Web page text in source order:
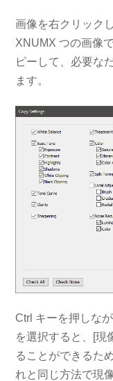
画像を右クリック
XNUMX つの画像
ピーして、必要な
ます。
Ctrl キーを押しな
を選択すると、[現
ることができるた
れと同じ方法で現